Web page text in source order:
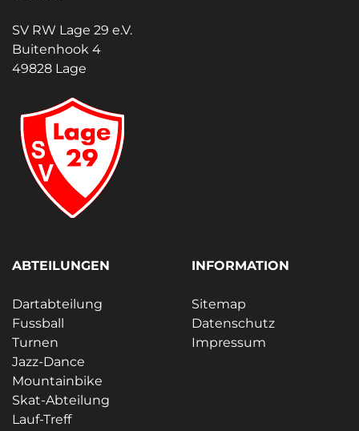
SV RW Lage 29 e.V.
Buitenhook 4
49828 Lage
ABTEILUNGEN
Dartabteilung
Fussball
Turnen
Jazz-Dance
Mountainbike
Skat-Abteilung
Lauf-Treff
INFORMATION
Sitemap
Datenschutz
Impressum